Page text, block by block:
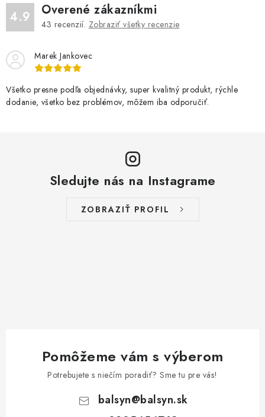
4.9 Overené zákazníkmi
43 recenzií. Zobraziť všetky recenzie
Marek Jankovec
Všetko presne podľa objednávky, super kvalitný produkt, rýchle
dodanie, všetko bez problémov, môžem iba odporučiť.
Sledujte nás na Instagrame
ZOBRAZIŤ PROFIL
Pomôžeme vám s výberom
Potrebujete s niečím poradiť? Sme tu pre vás!
balsyn@balsyn.sk